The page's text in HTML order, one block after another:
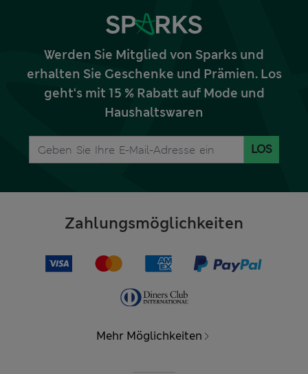
Werden Sie Mitglied von Sparks und
erhalten Sie Geschenke und Prämien. Los
geht‘s mit 15 % Rabatt auf Mode und
Haushaltswaren
LOS
Zahlungsmöglichkeiten
Mehr Möglichkeiten